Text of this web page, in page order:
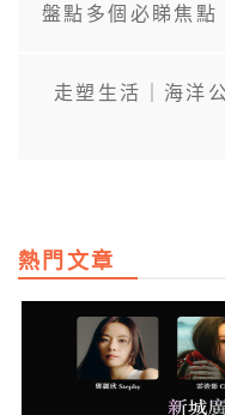
盤點多個必睇焦點
走塑生活｜海洋
熱門文章